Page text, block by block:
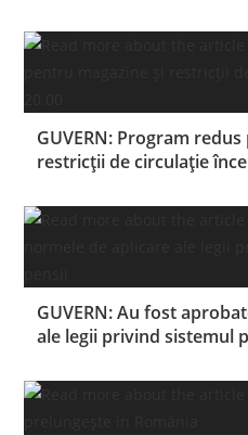
GUVERN: Program
restricţii de circulaţie
GUVERN: Au fost
ale legii privind sistemul